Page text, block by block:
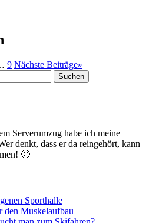
9 Nächste Beiträge»
Suchen
Serverumzug habe ich meine
denkt, dass er da reingehört, kann
🙂
Sporthalle
den Muskelaufbau